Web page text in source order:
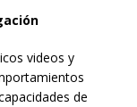
videos y
de